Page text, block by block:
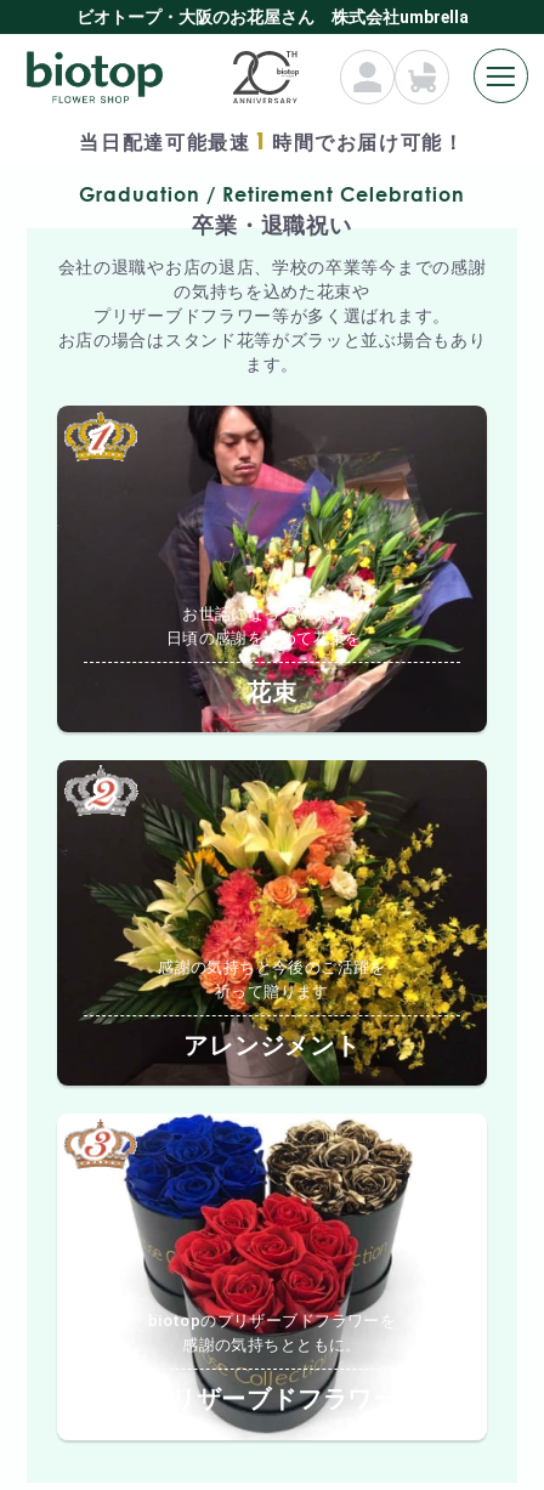
ビオトープ・大阪のお花屋さん 株式会社umbrella
当日配達可能最速 1 時間でお届け可能！
Graduation / Retirement Celebration
卒業・退職祝い
会社の退職やお店の退店、学校の卒業等今までの感謝
の気持ちを込めた花束や
プリザーブドフラワー等が多く選ばれます。
お店の場合はスタンド花等がズラッと並ぶ場合もあり
ます。
お世話になっている方へ
日頃の感謝を込めて花束を。
花束
感謝の気持ちと今後のご活躍を
祈って贈ります
アレンジメント
biotopのプリザーブドフラワーを
感謝の気持ちとともに。
プリザーブドフラワー